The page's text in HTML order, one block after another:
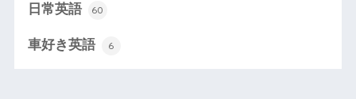
日常英語 60
車好き英語 6